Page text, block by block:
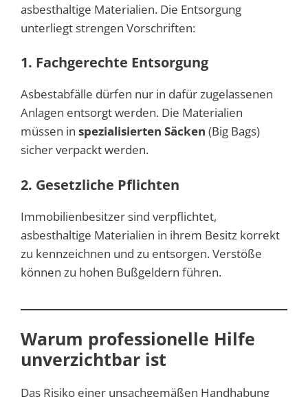
asbesthaltige Materialien. Die Entsorgung
unterliegt strengen Vorschriften:
1. Fachgerechte Entsorgung
Asbestabfälle dürfen nur in dafür zugelassenen
Anlagen entsorgt werden. Die Materialien
müssen in spezialisierten Säcken (Big Bags)
sicher verpackt werden.
2. Gesetzliche Pflichten
Immobilienbesitzer sind verpflichtet,
asbesthaltige Materialien in ihrem Besitz korrekt
zu kennzeichnen und zu entsorgen. Verstöße
können zu hohen Bußgeldern führen.
Warum professionelle Hilfe
unverzichtbar ist
Das Risiko einer unsachgemäßen Handhabung